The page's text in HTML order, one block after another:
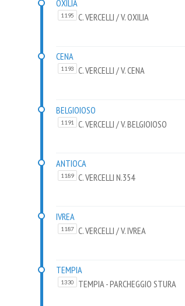
OXILIA
1195 C. VERCELLI / V. OXILIA
CENA
1193 C. VERCELLI / V. CENA
BELGIOIOSO
1191 C. VERCELLI / V. BELGIOIOSO
ANTIOCA
1189 C. VERCELLI N.354
IVREA
1187 C. VERCELLI / V. IVREA
TEMPIA
1330 TEMPIA - PARCHEGGIO STURA